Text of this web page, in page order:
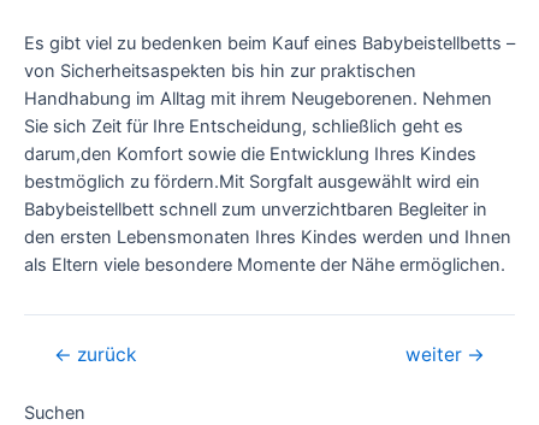
Es gibt viel zu bedenken beim Kauf eines Babybeistellbetts –
von Sicherheitsaspekten bis hin zur praktischen
Handhabung im Alltag mit ihrem Neugeborenen. Nehmen
Sie sich Zeit für Ihre Entscheidung, schließlich geht es
darum,den Komfort sowie die Entwicklung Ihres Kindes
bestmöglich zu fördern.Mit Sorgfalt ausgewählt wird ein
Babybeistellbett schnell zum unverzichtbaren Begleiter in
den ersten Lebensmonaten Ihres Kindes werden und Ihnen
als Eltern viele besondere Momente der Nähe ermöglichen.
Beitragsnavigation
← zurück weiter →
Suchen